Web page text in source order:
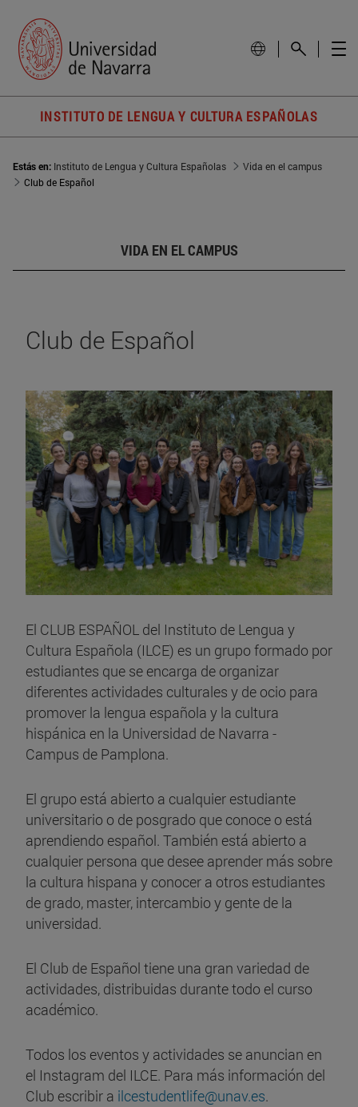
INSTITUTO DE LENGUA Y CULTURA ESPAÑOLAS
Estás en: Instituto de Lengua y Cultura Españolas
Vida en el campus
Club de Español
VIDA EN EL CAMPUS
Club de Español
El CLUB ESPAÑOL del Instituto de Lengua y
Cultura Española (ILCE) es un grupo formado por
estudiantes que se encarga de organizar
diferentes actividades culturales y de ocio para
promover la lengua española y la cultura
hispánica en la Universidad de Navarra -
Campus de Pamplona.
El grupo está abierto a cualquier estudiante
universitario o de posgrado que conoce o está
aprendiendo español. También está abierto a
cualquier persona que desee aprender más sobre
la cultura hispana y conocer a otros estudiantes​​
de grado, master, intercambio y gente de la
universidad.
El Club de Español tiene una gran variedad de
actividades, distribuidas durante todo el curso
académico.
Todos los eventos y actividades se anuncian en
el Instagram del ILCE. Para más información del
Club escribir a ilcestudentlife@unav.es.